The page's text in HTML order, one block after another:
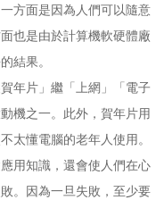
方面是因為人們可以隨意
也是由於計算機軟硬體廠
結果。
年片」繼「上網」「電子
機之一。此外，賀年片用
太懂電腦的老年人使用。
用知識，還會使人們在心
。因為一旦失敗，至少要